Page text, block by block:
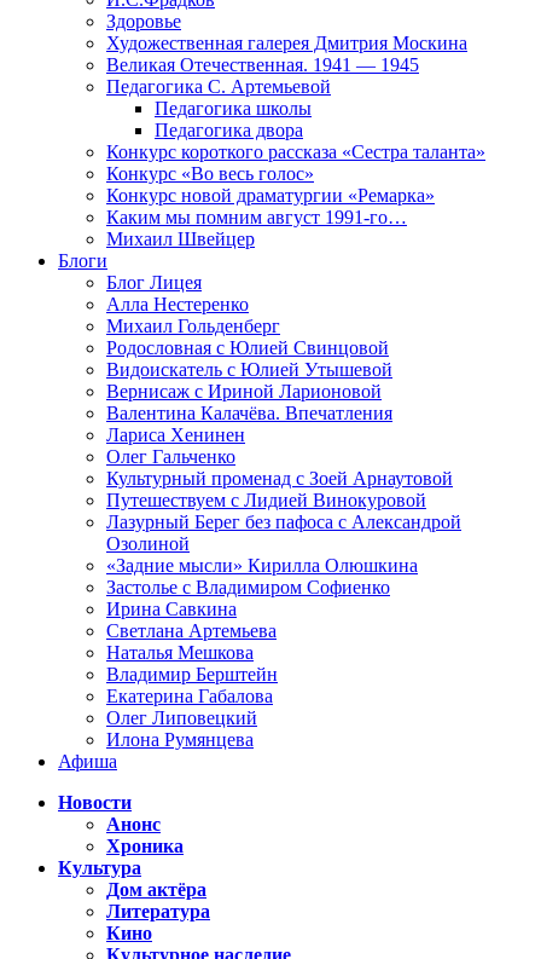
Здоровье
Художественная галерея Дмитрия Москина
Великая Отечественная. 1941 — 1945
Педагогика С. Артемьевой
Педагогика школы
Педагогика двора
Конкурс короткого рассказа «Сестра таланта»
Конкурс «Во весь голос»
Конкурс новой драматургии «Ремарка»
Каким мы помним август 1991-го…
Михаил Швейцер
Блоги
Блог Лицея
Алла Нестеренко
Михаил Гольденберг
Родословная с Юлией Свинцовой
Видоискатель с Юлией Утышевой
Вернисаж с Ириной Ларионовой
Валентина Калачёва. Впечатления
Лариса Хенинен
Олег Гальченко
Культурный променад с Зоей Арнаутовой
Путешествуем с Лидией Винокуровой
Лазурный Берег без пафоса с Александрой
Озолиной
«Задние мысли» Кирилла Олюшкина
Застолье с Владимиром Софиенко
Ирина Савкина
Светлана Артемьева
Наталья Мешкова
Владимир Берштейн
Екатерина Габалова
Олег Липовецкий
Илона Румянцева
Афиша
Новости
Анонс
Хроника
Культура
Дом актёра
Литература
Кино